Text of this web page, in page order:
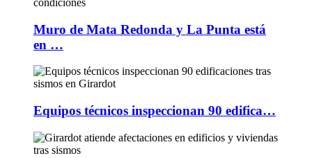
Muro de Mata Redonda y La Punta está
en …
Equipos técnicos inspeccionan 90 edifica…